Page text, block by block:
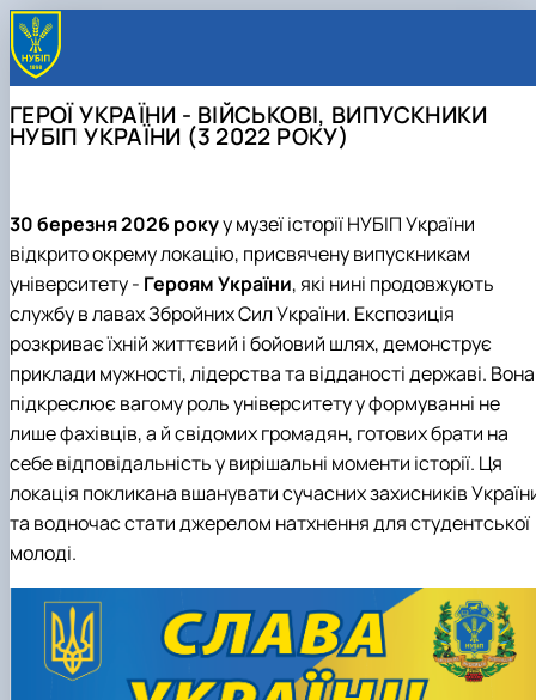
ГЕРОЇ УКРАЇНИ - ВІЙСЬКОВІ, ВИПУСКНИКИ
НУБІП УКРАЇНИ (3 2022 РОКУ)
30 березня 2026 рокуу музеї історії НУБІП України
відкрито окрему локацію, присвячену випускникам
університету - Героям України, які нині продовжують
службу в лавах Збройних Сил України. Експозиція
розкриває їхній життєвий і бойовий шлях, демонструє
приклади мужності, лідерства та відданості державі. Вона
підкреслює вагому роль університету у формуванні не
лише фахівців, а й свідомих громадян, готових брати на
себе відповідальність у вирішальні моменти історії. Ця
локація покликана вшанувати сучасних захисників
та водночас стати джерелом натхнення для студентської
молоді.